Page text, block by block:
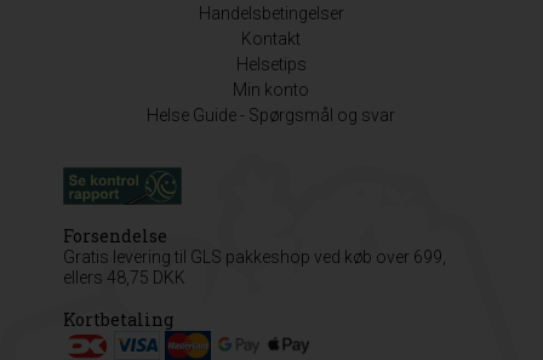
Handelsbetingelser
Kontakt
Helsetips
Min konto
Helse Guide - Spørgsmål og svar
Forsendelse
Gratis levering til GLS pakkeshop ved køb over 699,
ellers 48,75 DKK
Kortbetaling